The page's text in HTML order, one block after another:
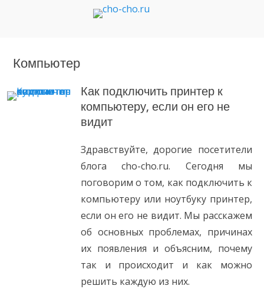
Чо?! Чо?!
Компьютер
Как подключить принтер к
компьютеру, если он его не
видит
Здравствуйте, дорогие посетители
блога cho-cho.ru. Сегодня мы
поговорим о том, как подключить к
компьютеру или ноутбуку принтер,
если он его не видит. Мы расскажем
об основных проблемах, причинах
их появления и объясним, почему
так и происходит и как можно
решить каждую из них.